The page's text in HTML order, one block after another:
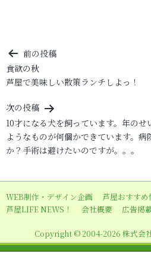
投
稿
ナ
ビ
ゲ
ー
ョ
ン
前の投稿
食欲の秋
芦屋で美味しい散策ランチしよっ！
次の投稿
10才になる犬を飼っています。年の
ようなものが何個かできています。
か？手術は避けたいのですが。。。
WEB制作・デザイン企画 芦屋おすすめ
芦屋LIFE NEWS！
会社概要 広告掲
Copyright © 2004-2026 株式会